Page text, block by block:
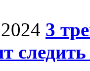
3
следить